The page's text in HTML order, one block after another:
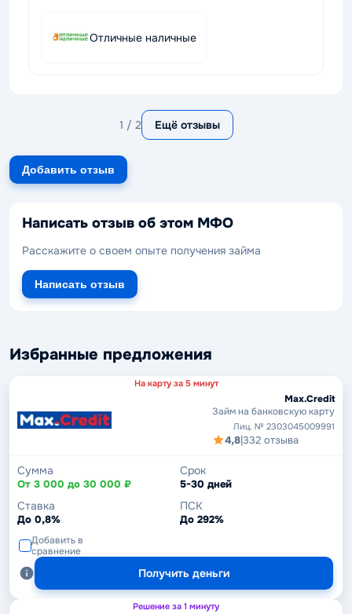
Отличные наличные
1 / 2 Ещё отзывы
Добавить отзыв
Написать отзыв об этом МФО
Расскажите о своем опыте получения займа
Написать отзыв
Избранные предложения
На карту за 5 минут
Max.Credit
Займ на банковскую карту
Лиц. № 2303045009991
4,8|332 отзыва
Сумма
От 3 000 до 30 000 ₽
Срок
5-30 дней
Ставка
До 0,8%
ПСК
До 292%
Добавить в
сравнение
Получить деньги
Решение за 1 минуту